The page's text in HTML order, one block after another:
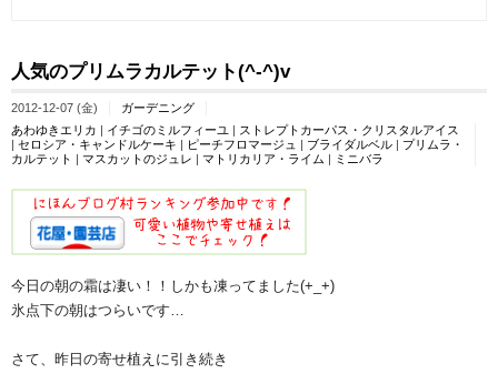
人気のプリムラカルテット(^-^)v
2012-12-07 (金)
ガーデニング
あわゆきエリカ | イチゴのミルフィーユ | ストレプトカーパス・クリスタルアイス
| セロシア・キャンドルケーキ | ピーチフロマージュ | ブライダルベル | プリムラ・
カルテット | マスカットのジュレ | マトリカリア・ライム | ミニバラ
今日の朝の霜は凄い！！しかも凍ってました(+_+)
氷点下の朝はつらいです…
さて、昨日の寄せ植えに引き続き